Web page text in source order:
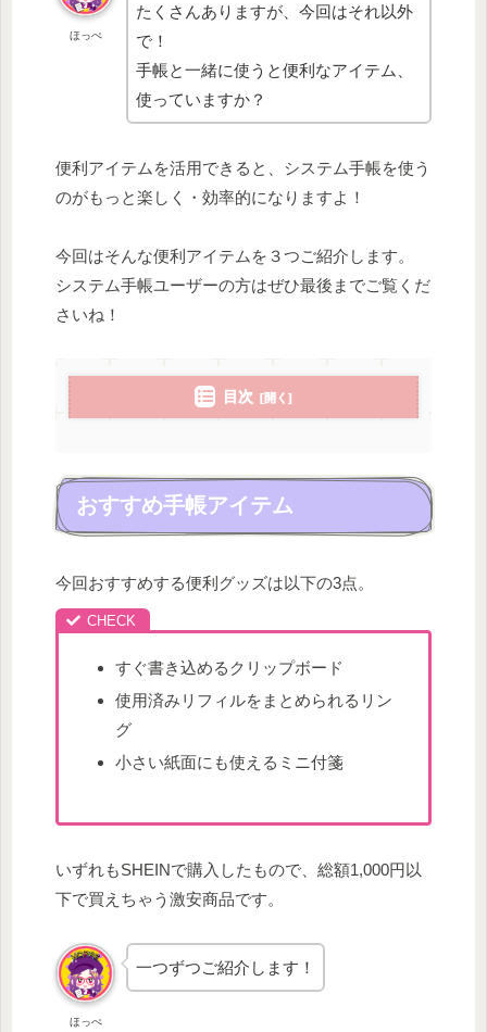
ほっぺ
たくさんありますが、今回はそれ以外
で！
手帳と一緒に使うと便利なアイテム、
使っていますか？
便利アイテムを活用できると、システム手帳を使う
のがもっと楽しく・効率的になりますよ！
今回はそんな便利アイテムを３つご紹介します。
システム手帳ユーザーの方はぜひ最後までご覧くだ
さいね！
目次
おすすめ手帳アイテム
今回おすすめする便利グッズは以下の3点。
すぐ書き込めるクリップボード
使用済みリフィルをまとめられるリン
グ
小さい紙面にも使えるミニ付箋
いずれもSHEINで購入したもので、総額1,000円以
下で買えちゃう激安商品です。
ほっぺ
一つずつご紹介します！